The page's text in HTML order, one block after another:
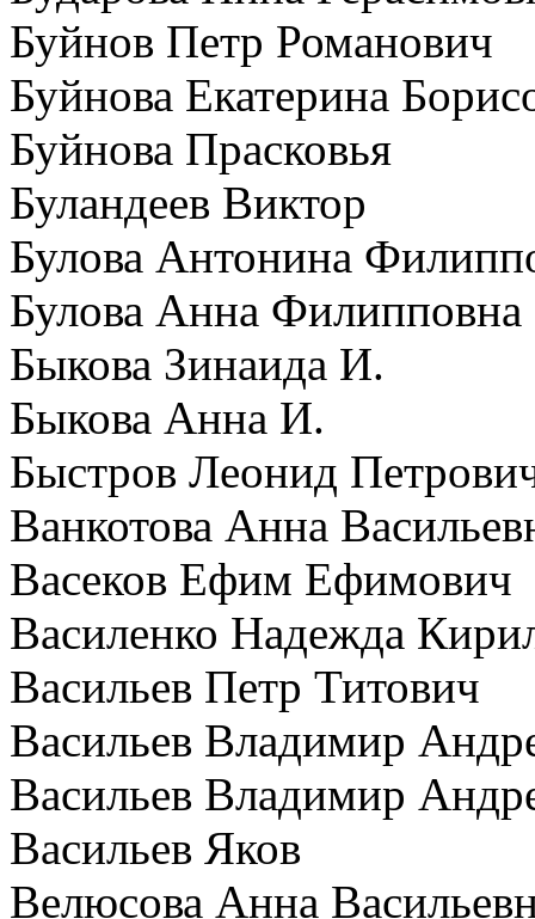
Буйнов Петр Романович
Буйнова Екатерина
Буйнова Прасковья
Буландеев Виктор
Булова Антонина
Булова Анна Филипповна
Быкова Зинаида И.
Быкова Анна И.
Быстров Леонид
Ванкотова Анна
Васеков Ефим Ефимович
Василенко Надежда
Васильев Петр Титович
Васильев Владимир
Васильев Владимир
Васильев Яков
Велюсова Анна